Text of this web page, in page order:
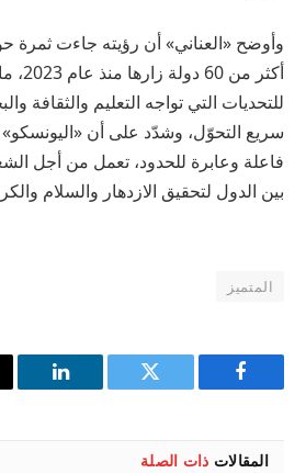
وأوضح «العناني» أن رؤيته جاءت ثمرة
أكثر
للتحديات التي تواجه التعليم والثقافة
سريع التحوّل، وشدّد على أن
فاعلة وعابرة للحدود، تعمل من أجل
بين الدول لتحقيق الازدهار والسلام
المتميز
فيسبوك تويتر لينكدإن
المقالات ذات الصلة